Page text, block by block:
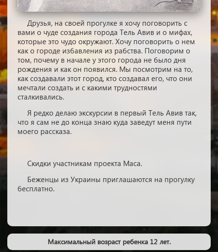
Друзья, на своей прогулке я хочу поговорить с
вами о чуде создания города Тель Авив и о мифах,
которые это чудо окружают. Хочу поговорить о нем
как о городе избавления из рабства. Поговорим о
том, почему в начале у этого города не было дня
рождения и как он появился. Мы посмотрим на то,
как создавали этот город, кто создавал его, что они
мечтали создать и с какими трудностями
сталкивались.
Я редко делаю экскурсии в первый Тель Авив так,
что я сам не до конца знаю куда заведут меня пути
моего рассказа.
Скидки участникам проекта Маса.
Беженцы из Украины приглашаются на прогулку
бесплатно.
Максимальный возраст ребенка 12 лет.